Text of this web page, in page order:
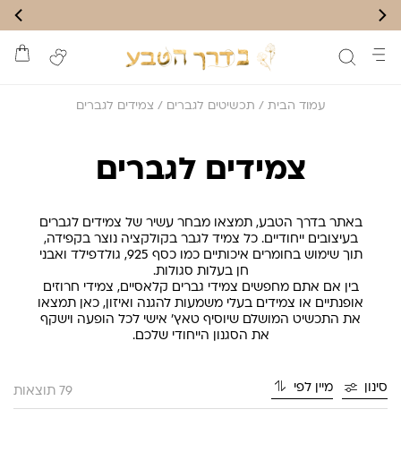
עמוד הבית / תכשיטים לגברים / צמידים לגברים
צמידים לגברים
באתר בדרך הטבע, תמצאו מבחר עשיר של צמידים לגברים
בעיצובים ייחודיים. כל צמיד לגבר בקולקציה נוצר בקפידה,
תוך שימוש בחומרים איכותיים כמו כסף 925, גולדפילד ואבני
חן בעלות סגולות.
בין אם אתם מחפשים צמידי גברים קלאסיים, צמידי חרוזים
אופנתיים או צמידים בעלי משמעות להגנה ואיזון, כאן תמצאו
את התכשיט המושלם שיוסיף טאץ’ אישי לכל הופעה וישקף
את הסגנון הייחודי שלכם.
סינון מיין לפי 79 תוצאות